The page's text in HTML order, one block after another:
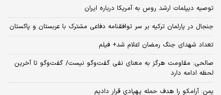
توصیه دیپلمات ارشد روس به آمریکا درباره ایران
جنجال در پارلمان ترکیه بر سر توافقنامه دفاعی مشترک با عربستان و پاکستان
تعداد شهدای جنگ رمضان اعلام شد+ فیلم
صالحی: مقاومت هرگز به معنای نفی گفت‌وگو نیست/ گفت‌وگو تا آخرین
لحظه ادامه دارد
یمن: آرامکو را هدف حمله پهپادی قرار دادیم